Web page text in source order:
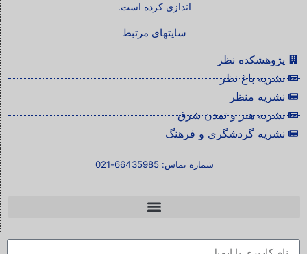
اندازی کرده است.
سایتهای مرتبط
پژوهشکده نظر
نشریه باغ نظر
نشریه منظر
نشریه هنر و تمدن شرق
نشریه گردشگری و فرهنگ
شماره تماس: 66435985-021